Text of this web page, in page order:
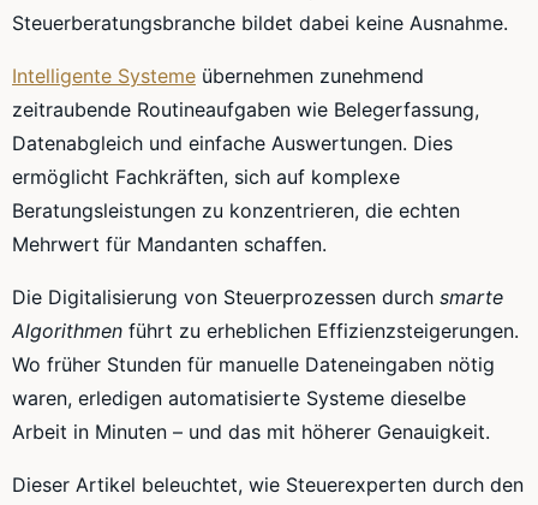
Steuerberatungsbranche bildet dabei keine Ausnahme.
Intelligente Systeme übernehmen zunehmend
zeitraubende Routineaufgaben wie Belegerfassung,
Datenabgleich und einfache Auswertungen. Dies
ermöglicht Fachkräften, sich auf komplexe
Beratungsleistungen zu konzentrieren, die echten
Mehrwert für Mandanten schaffen.
Die Digitalisierung von Steuerprozessen durch smarte
Algorithmen führt zu erheblichen Effizienzsteigerungen.
Wo früher Stunden für manuelle Dateneingaben nötig
waren, erledigen automatisierte Systeme dieselbe
Arbeit in Minuten – und das mit höherer Genauigkeit.
Dieser Artikel beleuchtet, wie Steuerexperten durch den